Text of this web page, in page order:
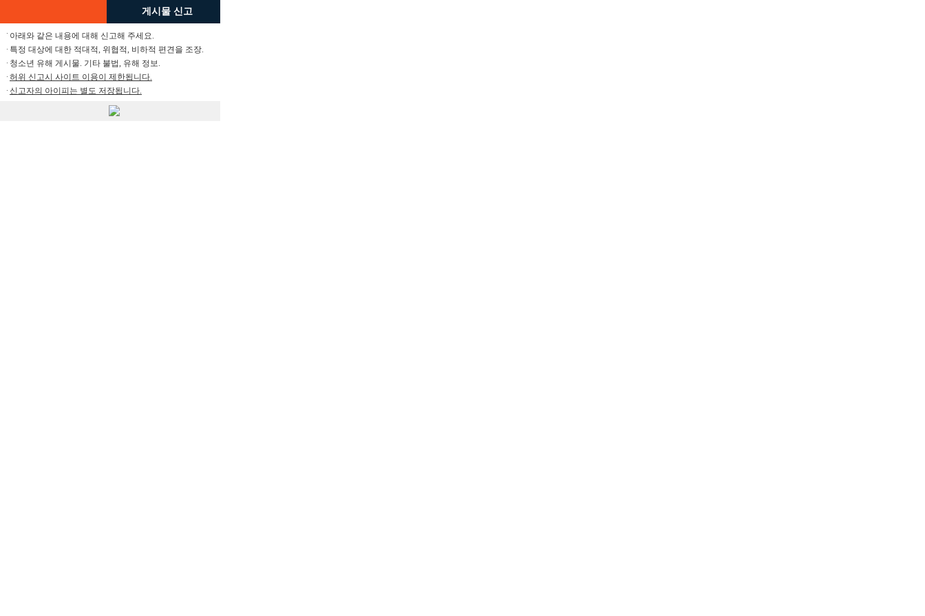
게시물 신고
아래와 같은 내용에 대해 신고해 주세요.
특정 대상에 대한 적대적, 위협적, 비하적 편견을 조장.
청소년 유해 게시물. 기타 불법, 유해 정보.
허위 신고시 사이트 이용이 제한됩니다.
신고자의 아이피는 별도 저장됩니다.